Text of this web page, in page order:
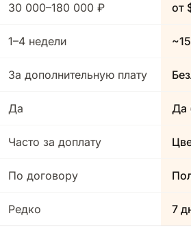
30 000–180 000 ₽ от
1–4 недели
За дополнительную плату
Да Да
Часто за доплату
По договору
Редко 7